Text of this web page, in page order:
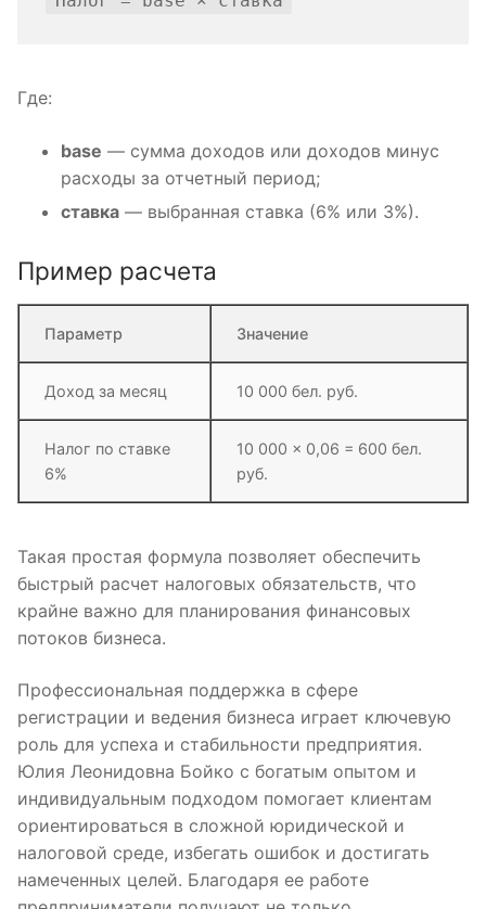
Где:
base — сумма доходов или доходов минус
расходы за отчетный период;
ставка — выбранная ставка (6% или 3%).
Пример расчета
Параметр Значение
Доход за месяц 10 000 бел. руб.
Налог по ставке
6%
10 000 × 0,06 = 600 бел.
руб.
Такая простая формула позволяет обеспечить
быстрый расчет налоговых обязательств, что
крайне важно для планирования финансовых
потоков бизнеса.
Профессиональная поддержка в сфере
регистрации и ведения бизнеса играет ключевую
роль для успеха и стабильности предприятия.
Юлия Леонидовна Бойко с богатым опытом и
индивидуальным подходом помогает клиентам
ориентироваться в сложной юридической и
налоговой среде, избегать ошибок и достигать
намеченных целей. Благодаря ее работе